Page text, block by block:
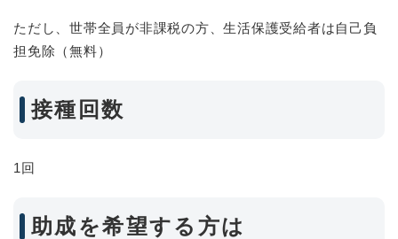
ただし、世帯全員が非課税の方、生活保護受給者は自己負
担免除（無料）
接種回数
1回
助成を希望する方は